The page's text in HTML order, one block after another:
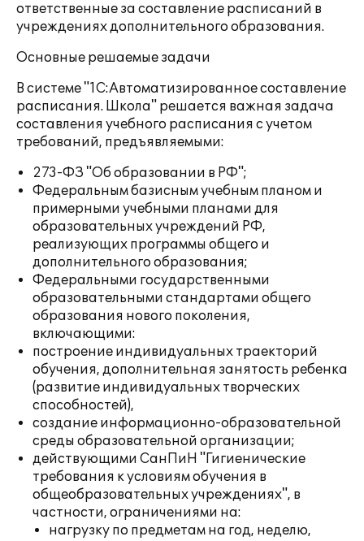
ответственные за составление расписаний в
учреждениях дополнительного образования.
Основные решаемые задачи
В системе "1С:Автоматизированное составление
расписания. Школа" решается важная задача
составления учебного расписания с учетом
требований, предъявляемыми:
273-ФЗ "Об образовании в РФ";
Федеральным базисным учебным планом и
примерными учебными планами для
образовательных учреждений РФ,
реализующих программы общего и
дополнительного образования;
Федеральными государственными
образовательными стандартами общего
образования нового поколения,
включающими:
построение индивидуальных траекторий
обучения, дополнительная занятость ребенка
(развитие индивидуальных творческих
способностей),
создание информационно-образовательной
среды образовательной организации;
действующими СанПиН "Гигиенические
требования к условиям обучения в
общеобразовательных учреждениях", в
частности, ограничениями на:
нагрузку по предметам на год, неделю,